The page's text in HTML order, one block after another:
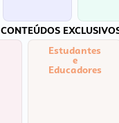
CONTEÚDOS
Estudantes
e
Educadores